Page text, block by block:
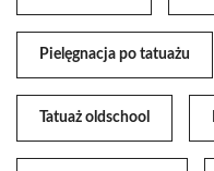
Pielęgnacja po tatuażu
Tatuaż oldschool